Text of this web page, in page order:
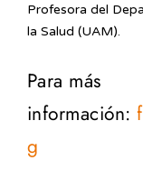
Profesora del
la Salud (UAM).
Para más
información:
g